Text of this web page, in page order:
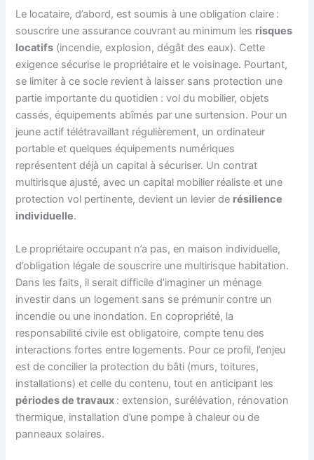
Le locataire, d’abord, est soumis à une obligation claire :
souscrire une assurance couvrant au minimum les risques
locatifs (incendie, explosion, dégât des eaux). Cette
exigence sécurise le propriétaire et le voisinage. Pourtant,
se limiter à ce socle revient à laisser sans protection une
partie importante du quotidien : vol du mobilier, objets
cassés, équipements abîmés par une surtension. Pour un
jeune actif télétravaillant régulièrement, un ordinateur
portable et quelques équipements numériques
représentent déjà un capital à sécuriser. Un contrat
multirisque ajusté, avec un capital mobilier réaliste et une
protection vol pertinente, devient un levier de résilience
individuelle.
Le propriétaire occupant n’a pas, en maison individuelle,
d’obligation légale de souscrire une multirisque habitation.
Dans les faits, il serait difficile d’imaginer un ménage
investir dans un logement sans se prémunir contre un
incendie ou une inondation. En copropriété, la
responsabilité civile est obligatoire, compte tenu des
interactions fortes entre logements. Pour ce profil, l’enjeu
est de concilier la protection du bâti (murs, toitures,
installations) et celle du contenu, tout en anticipant les
périodes de travaux : extension, surélévation, rénovation
thermique, installation d’une pompe à chaleur ou de
panneaux solaires.